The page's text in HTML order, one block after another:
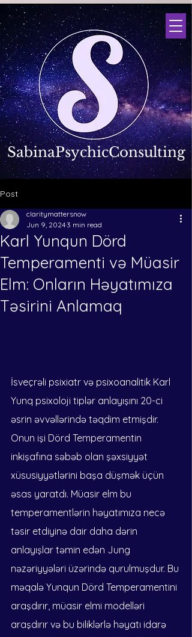
SabinaPsychicConsulting
Post
Karl Yunqun Dörd
Temperamenti və Müasir
Elm: Onların Həyatımıza
Təsirini Anlamaq
claritymattersnow
Jun 9, 2024 3 min read
İsveçrəli psixiatr və psixoanalitik Karl
Yunq psixoloji tiplər anlayışını 20-ci
əsrin əvvəllərində təqdim etmişdir.
Onun işi Dörd Temperamentin
inkişafına səbəb olan şəxsiyyət
xüsusiyyətlərini başa düşmək üçün
əsas yaratdı. Müasir elm bu
temperamentlərin həyatımıza necə
təsir etdiyinə dair daha dərin
anlayışlar təmin edən Jung
nəzəriyyələri üzərində qurulmuşdur. Bu
məqalə Yunqun Dörd Temperamentini
araşdırır, müasir elmi modelləri
araşdırır və bu biliklərlə həyatı idarə